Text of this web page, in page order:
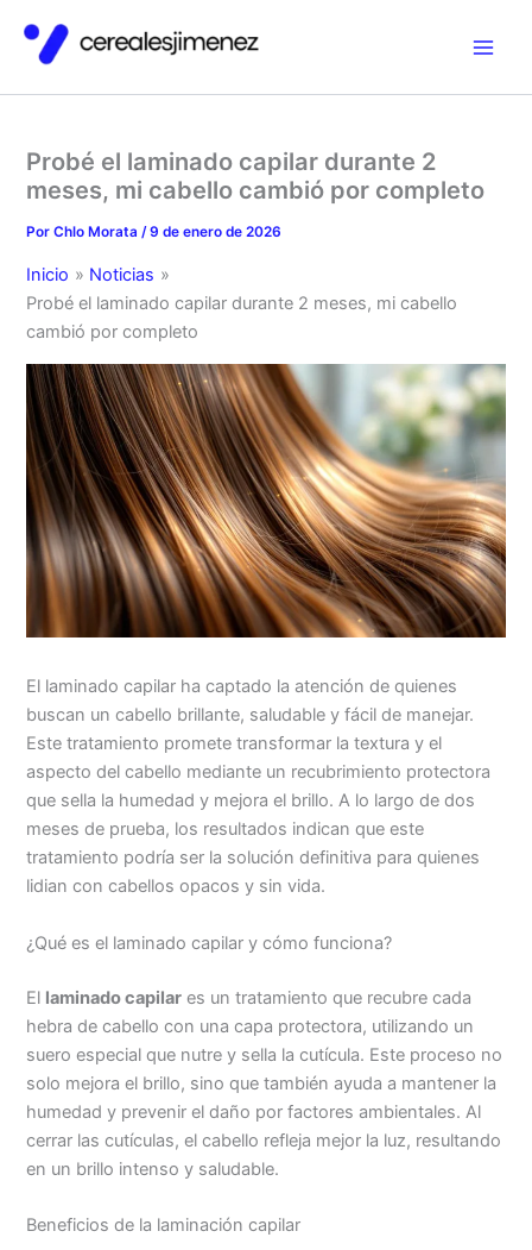
contenido
Probé el laminado capilar durante 2
meses, mi cabello cambió por completo
PorChlo Morata /9 de enero de 2026
Inicio
Noticias
Probé el laminado capilar durante 2 meses, mi cabello
cambió por completo
El laminado capilar ha captado la atención de quienes
buscan un cabello brillante, saludable y fácil de manejar.
Este tratamiento promete transformar la textura y el
aspecto del cabello mediante un recubrimiento protectora
que sella la humedad y mejora el brillo. A lo largo de dos
meses de prueba, los resultados indican que este
tratamiento podría ser la solución definitiva para quienes
lidian con cabellos opacos y sin vida.
¿Qué es el laminado capilar y cómo funciona?
El laminado capilar es un tratamiento que recubre cada
hebra de cabello con una capa protectora, utilizando un
suero especial que nutre y sella la cutícula. Este proceso no
solo mejora el brillo, sino que también ayuda a mantener la
humedad y prevenir el daño por factores ambientales. Al
cerrar las cutículas, el cabello refleja mejor la luz, resultando
en un brillo intenso y saludable.
Beneficios de la laminación capilar